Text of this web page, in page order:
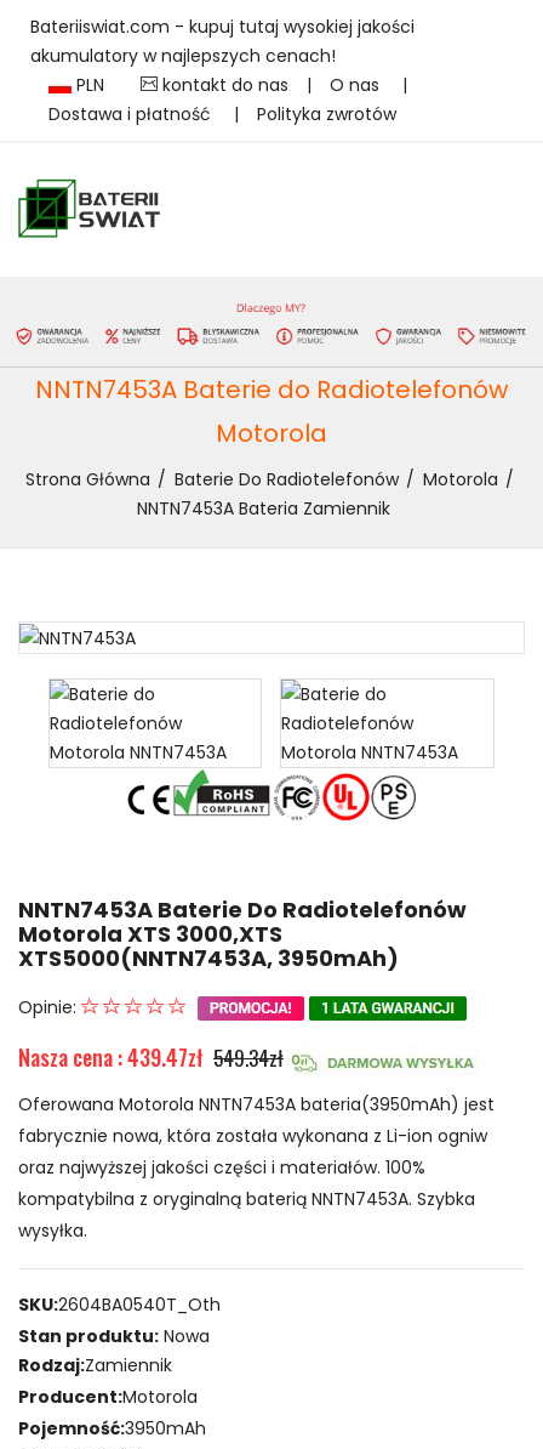
Bateriiswiat.com - kupuj tutaj wysokiej jakości
akumulatory w najlepszych cenach!
PLN
kontakt do nas | O nas
|
Dostawa i płatność
| Polityka zwrotów
NNTN7453A Baterie do Radiotelefonów
Motorola
Strona Główna Baterie Do Radiotelefonów
Motorola
NNTN7453A Bateria Zamiennik
NNTN7453A Baterie Do Radiotelefonów
Motorola XTS 3000,XTS
XTS5000(NNTN7453A, 3950mAh)
Opinie:
Nasza cena : 439.47zł 549.34zł
Oferowana Motorola NNTN7453A bateria(3950mAh) jest
fabrycznie nowa, która została wykonana z Li-ion ogniw
oraz najwyższej jakości części i materiałów. 100%
kompatybilna z oryginalną baterią NNTN7453A. Szybka
wysyłka.
SKU:2604BA0540T_Oth
Stan produktu: Nowa
Rodzaj:Zamiennik
Producent:Motorola
Pojemność:3950mAh